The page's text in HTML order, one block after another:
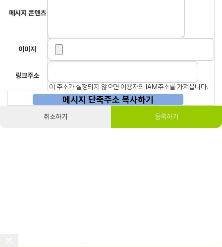
메시지 콘텐츠
이미지
링크주소
이 주소가 설정되지 않으면 이용자의 IAM주소를 가져옵니다.
메시지 단축주소 복사하기
취소하기 등록하기